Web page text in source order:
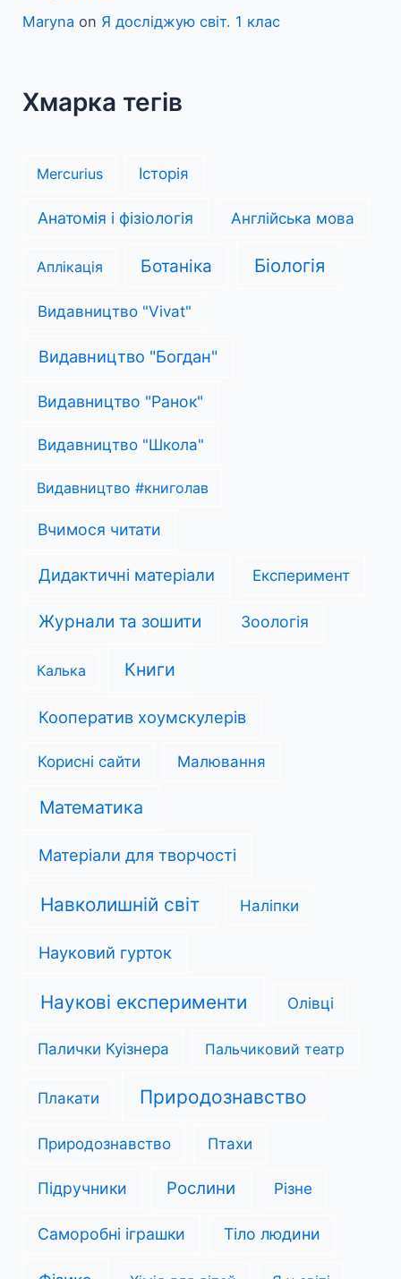
Maryna on Я досліджую світ. 1 клас
Хмарка тегів
Mercurius Історія
Анатомія і фізіологія Англійська мова
Аплікація Ботаніка Біологія
Видавництво "Vivat"
Видавництво "Богдан"
Видавництво "Ранок"
Видавництво "Школа"
Видавництво #книголав
Вчимося читати
Дидактичні матеріали Експеримент
Журнали та зошити Зоологія
Калька Книги
Кооператив хоумскулерів
Корисні сайти Малювання
Математика
Матеріали для творчості
Навколишній світ Наліпки
Науковий гурток
Наукові експерименти Олівці
Палички Куізнера Пальчиковий театр
Плакати Природознавство
Природознавство Птахи
Підручники Рослини Різне
Саморобні іграшки Тіло людини